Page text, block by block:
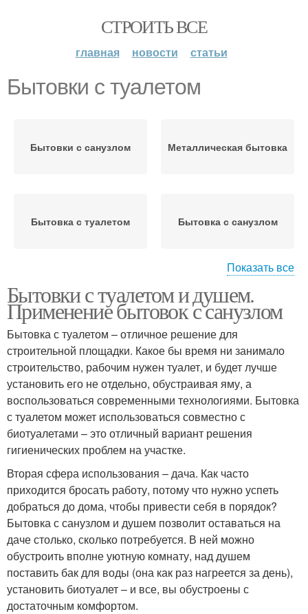
СТРОИТЬ ВСЕ
главная новости статьи
Бытовки с туалетом
Бытовки с санузлом Металлическая бытовка
Бытовка с туалетом Бытовка с санузлом
Душ в бытовке Бытовки для дачи
Туалет в бытовке Хозблок из туалета
Цены на бытовки
Двухкомнатная бытовка Дачная бытовка
Дачные бытовки Комнаты с туалетом
Показать все
Бытовки с туалетом и душем.
Применение бытовок с санузлом
Бытовка с туалетом – отличное решение для
строительной площадки. Какое бы время ни занимало
строительство, рабочим нужен туалет, и будет лучше
установить его не отдельно, обустраивая яму, а
воспользоваться современными технологиями. Бытовка
с туалетом может использоваться совместно с
биотуалетами – это отличный вариант решения
гигиенических проблем на участке.
Вторая сфера использования – дача. Как часто
приходится бросать работу, потому что нужно успеть
добраться до дома, чтобы привести себя в порядок?
Бытовка с санузлом и душем позволит оставаться на
даче столько, сколько потребуется. В ней можно
обустроить вполне уютную комнату, над душем
поставить бак для воды (она как раз нагреется за день),
установить биотуалет – и все, вы обустроены с
достаточным комфортом.